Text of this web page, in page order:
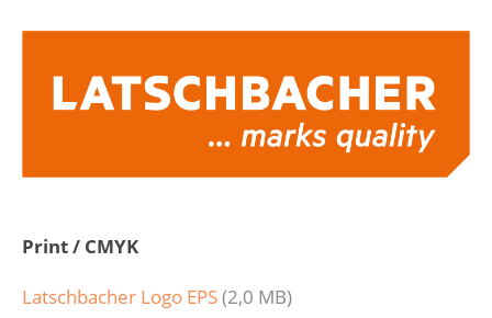
Print / CMYK
Latschbacher Logo EPS(2,0 MB)